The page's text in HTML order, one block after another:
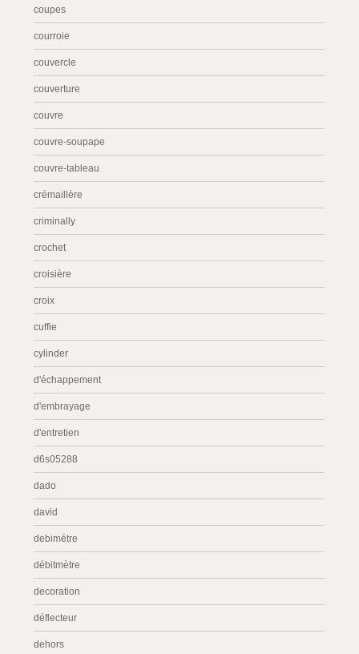
coupes
courroie
couvercle
couverture
couvre
couvre-soupape
couvre-tableau
crémaillère
criminally
crochet
croisière
croix
cuffie
cylinder
d'échappement
d'embrayage
d'entretien
d6s05288
dado
david
debimétre
débitmètre
decoration
déflecteur
dehors